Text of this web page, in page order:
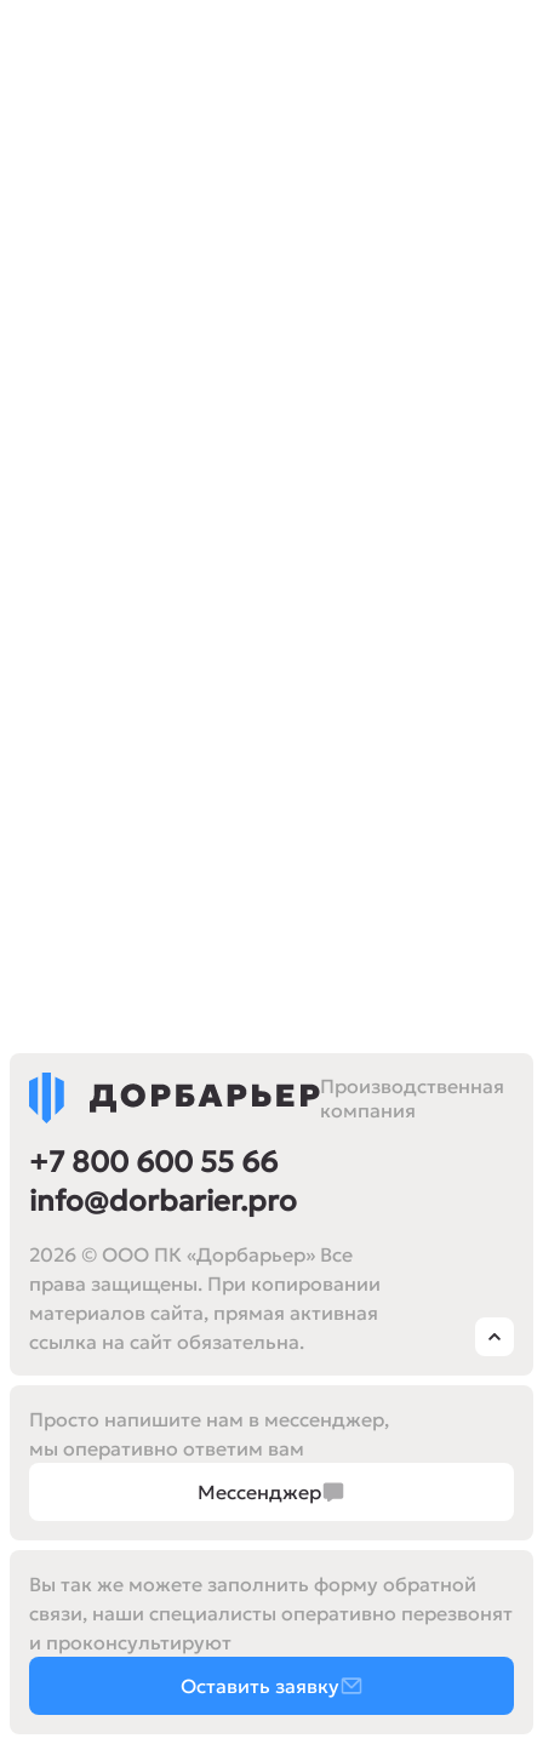
Производственная
компания
+7 800 600 55 66
info@dorbarier.pro
2026 © ООО ПК «Дорбарьер» Все
права защищены. При копировании
материалов сайта, прямая активная
ссылка на сайт обязательна.
Мессенджер
Просто напишите нам в мессенджер,
мы оперативно ответим вам
Вы так же можете заполнить форму обратной
связи, наши специалисты оперативно перезвонят
и проконсультируют
Оставить заявку